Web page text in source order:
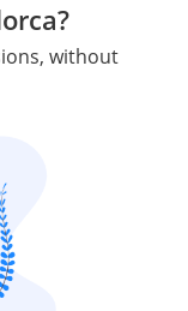
without